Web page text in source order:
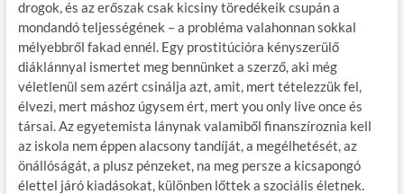
drogok, és az erőszak csak kicsiny töredékeik csupán a
mondandó teljességének – a probléma valahonnan sokkal
mélyebbről fakad ennél. Egy prostitúcióra kényszerülő
diáklánnyal ismertet meg bennünket a szerző, aki még
véletlenül sem azért csinálja azt, amit, mert tételezzük fel,
élvezi, mert máshoz úgysem ért, mert you only live once és
társai. Az egyetemista lánynak valamiből finanszíroznia kell
az iskola nem éppen alacsony tandíját, a megélhetését, az
önállóságát, a plusz pénzeket, na meg persze a kicsapongó
élettel járó kiadásokat, különben lőttek a szociális életnek.